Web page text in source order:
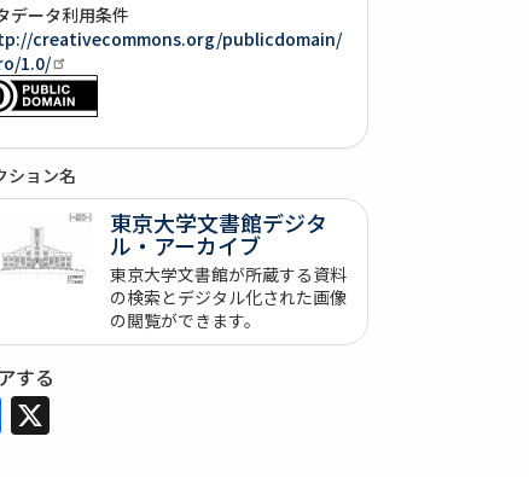
データ利用条件
creativecommons.org/publicdomain/
1.0/
ション名
東京大学文書館デジタ
ル・アーカイブ
東京大学文書館が所蔵する資料
の検索とデジタル化された画像
の閲覧ができます。
する
Facebook
X